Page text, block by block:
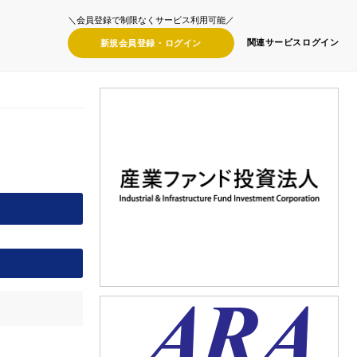
＼会員登録で制限なくサービス利用可能／
新規会員登録・ ログイン 関連サービス ログイン